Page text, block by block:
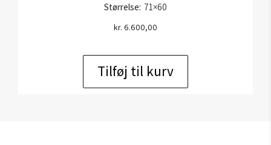
Størrelse: 71×60
kr. 6.600,00
Tilføj til kurv